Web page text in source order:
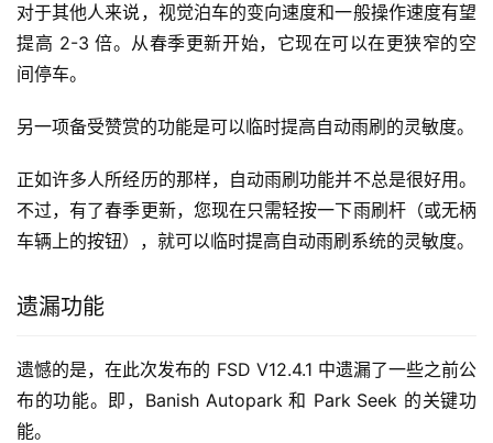
对于其他人来说，视觉泊车的变向速度和一般操作速度有望
提高 2-3 倍。从春季更新开始，它现在可以在更狭窄的空
间停车。
另一项备受赞赏的功能是可以临时提高自动雨刷的灵敏度。
正如许多人所经历的那样，自动雨刷功能并不总是很好用。
不过，有了春季更新，您现在只需轻按一下雨刷杆（或无柄
车辆上的按钮），就可以临时提高自动雨刷系统的灵敏度。
遗漏功能
遗憾的是，在此次发布的 FSD V12.4.1 中遗漏了一些之前公
布的功能。即，Banish Autopark 和 Park Seek 的关键功
能。